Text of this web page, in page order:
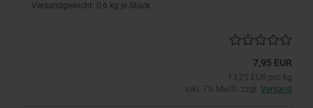
Versandgewicht: 0,6 kg je Stück
7,95 EUR
13,25 EUR pro kg
inkl. 7% MwSt. zzgl. Versand